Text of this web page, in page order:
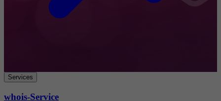
Services
whois-Service